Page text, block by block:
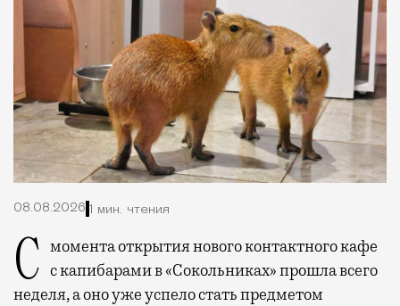
08.08.2026 1 мин. чтения
С момента открытия нового контактного кафе с капибарами в «Сокольниках» прошла всего
неделя, а оно уже успело стать предметом